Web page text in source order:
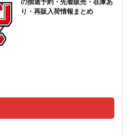
り・再販入荷情報まとめ